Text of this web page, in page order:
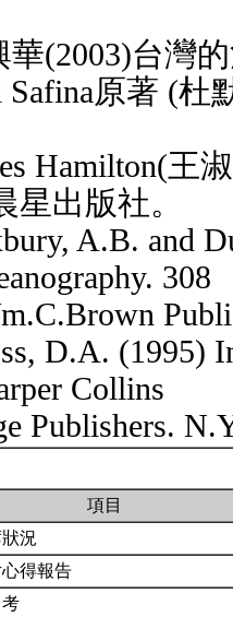
華(2003)台灣
Safina原著 (
Hamilton(王
星出版社。
A.B. and
308
D.A. (1995)
Collins
Publishers.
項目
況
得報告